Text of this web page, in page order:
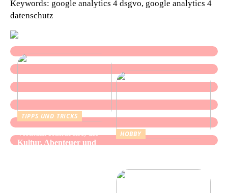
Keywords: google analytics 4 dsgvo, google analytics 4
datenschutz
TIPPS UND TRICKS
Kultur, Abenteuer und
HOBBY